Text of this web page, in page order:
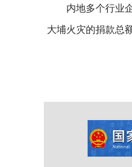
内地多个行业
大埔火灾的捐款总